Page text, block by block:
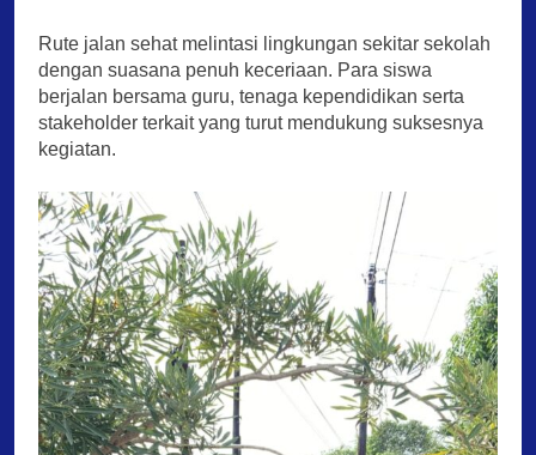
Rute jalan sehat melintasi lingkungan sekitar sekolah
dengan suasana penuh keceriaan. Para siswa
berjalan bersama guru, tenaga kependidikan serta
stakeholder terkait yang turut mendukung suksesnya
kegiatan.